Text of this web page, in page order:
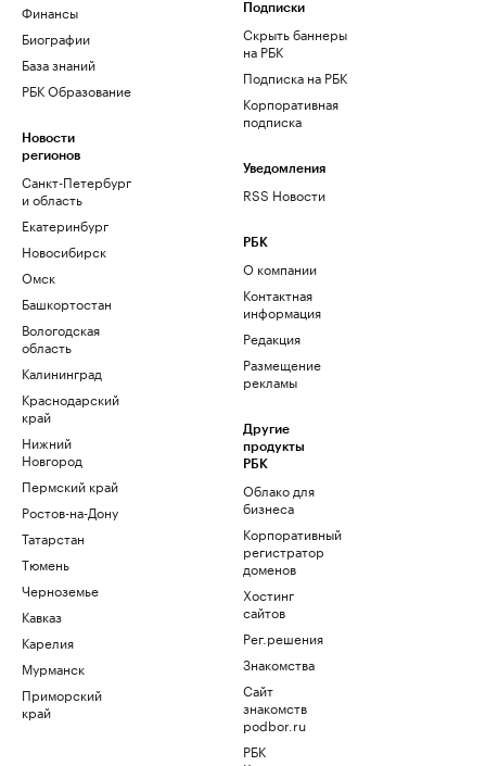
Финансы
Биографии
База знаний
РБК Образование
Новости
регионов
Санкт-Петербург
и область
Екатеринбург
Новосибирск
Омск
Башкортостан
Вологодская
область
Калининград
Краснодарский
край
Нижний
Новгород
Пермский край
Ростов-на-Дону
Татарстан
Тюмень
Черноземье
Кавказ
Карелия
Мурманск
Приморский
край
Подписки
Скрыть баннеры
на РБК
Подписка на РБК
Корпоративная
подписка
Уведомления
RSS Новости
РБК
О компании
Контактная
информация
Редакция
Размещение
рекламы
Другие
продукты
РБК
Облако для
бизнеса
Корпоративный
регистратор
доменов
Хостинг
сайтов
Рег.решения
Знакомства
Сайт
знакомств
podbor.ru
РБК